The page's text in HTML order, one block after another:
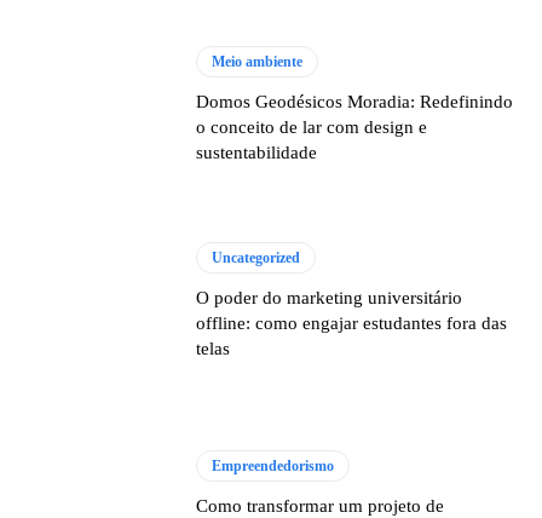
Meio ambiente
Domos Geodésicos Moradia: Redefinindo
o conceito de lar com design e
sustentabilidade
Uncategorized
O poder do marketing universitário
offline: como engajar estudantes fora das
telas
Empreendedorismo
Como transformar um projeto de